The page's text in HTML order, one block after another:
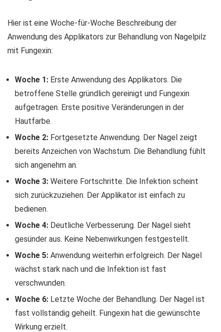
Hier ist eine Woche-für-Woche Beschreibung der
Anwendung des Applikators zur Behandlung von Nagelpilz
mit Fungexin:
Woche 1: Erste Anwendung des Applikators. Die
betroffene Stelle gründlich gereinigt und Fungexin
aufgetragen. Erste positive Veränderungen in der
Hautfarbe.
Woche 2: Fortgesetzte Anwendung. Der Nagel zeigt
bereits Anzeichen von Wachstum. Die Behandlung fühlt
sich angenehm an.
Woche 3: Weitere Fortschritte. Die Infektion scheint
sich zurückzuziehen. Der Applikator ist einfach zu
bedienen.
Woche 4: Deutliche Verbesserung. Der Nagel sieht
gesünder aus. Keine Nebenwirkungen festgestellt.
Woche 5: Anwendung weiterhin erfolgreich. Der Nagel
wächst stark nach und die Infektion ist fast
verschwunden.
Woche 6: Letzte Woche der Behandlung. Der Nagel ist
fast vollständig geheilt. Fungexin hat die gewünschte
Wirkung erzielt.